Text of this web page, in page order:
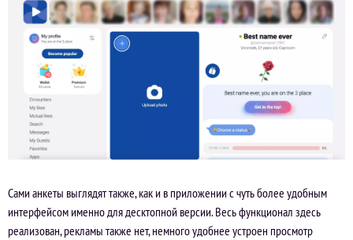
Сами анкеты выглядят также, как и в приложении с чуть более удобным
интерфейсом именно для десктопной версии. Весь функционал здесь
реализован, рекламы также нет, немного удобнее устроен просмотр